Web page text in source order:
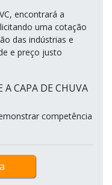
encontrará a
uma cotação
das indústrias e
e preço justo
A CAPA DE CHUVA
competência